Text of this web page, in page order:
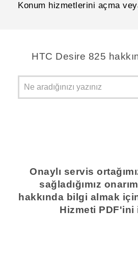
Konum hizmetlerini açma
HTC Desire 825
Onaylı servis
sağladığımız
hakkında bilgi almak
Hizmeti PDF'ini